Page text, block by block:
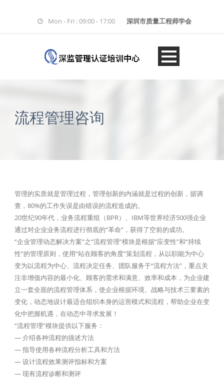
Mon - Fri : 09:00 - 17:00 深圳市质量工程师学会
流程管理咨询
管理的实质就是管理过程，管理创新的内涵就是过程的创新，据调
查，80%的工作失误是由错误的流程造成的。
20世纪90年代，业务流程重组（BPR）、IBM等世界经济500强企业
通过对企业业务流程进行彻底的“革命”，获得了空前的成功。
“企业管理动态解决方案”之“流程管理”模块是根据“应变性”和“持续
性”的管理原则，使用“站在顾客的角度”策划流程，从以职能为中心
变为以流程为中心、流程决定任务、团队服务于“流程方法”，重点关
注非增值内容的最小化、顾客的需求和满意、效率和成本，为企业建
立一套全面的流程管理体系，使企业根据环境、战略与技术三要素的
变化，动态地设计最适合组织本身的运营模式和流程，帮助企业在变
化中把握机遇，在动态中寻求发展！
“流程管理”模块提供以下服务：
— 介绍各种流程的描述方法
— 指导使用各种流程分析工具和方法
— 设计流程效果测评指标和方案
— 现有流程诊断和测评